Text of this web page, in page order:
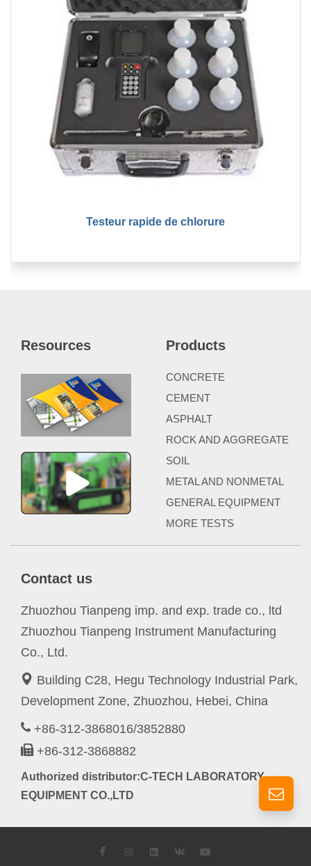
Testeur rapide de chlorure
Resources Products
CONCRETE
CEMENT
ASPHALT
ROCK AND AGGREGATE
SOIL
METAL AND NONMETAL
GENERAL EQUIPMENT
MORE TESTS
Contact us
Zhuozhou Tianpeng imp. and exp. trade co., ltd
Zhuozhou Tianpeng Instrument Manufacturing
Co., Ltd.
Building C28, Hegu Technology Industrial Park,
Development Zone, Zhuozhou, Hebei, China
+86-312-3868016/3852880
+86-312-3868882
Authorized distributor:C-TECH LABORATORY
EQUIPMENT CO.,LTD
FacebookInstagramLinkedIn
VK YouTube